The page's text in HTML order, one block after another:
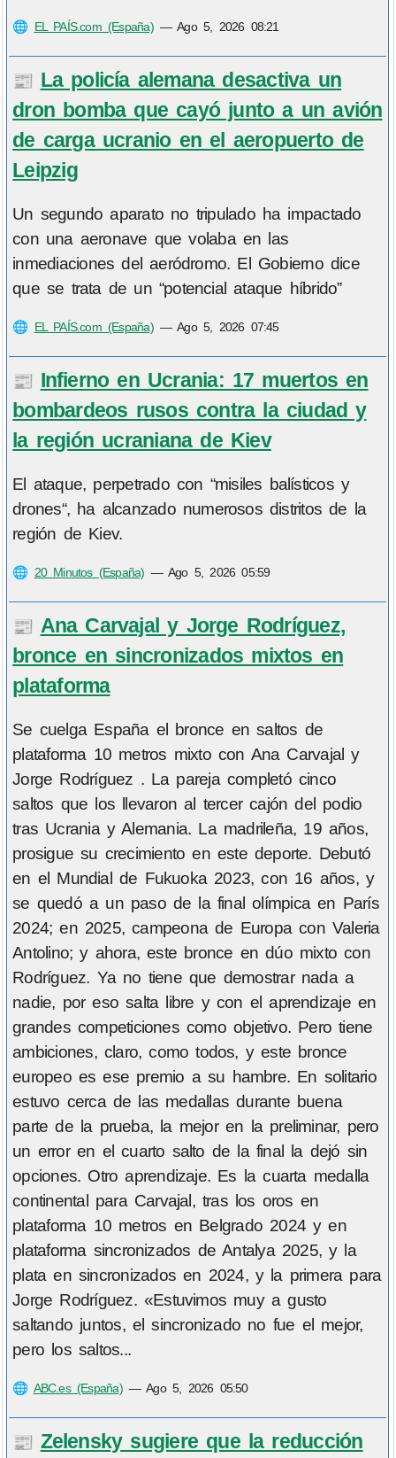
🌐 EL PAÍS.com (España)—Ago 5, 2026 08:21
📰 La policía alemana desactiva un
dron bomba que cayó junto a un avión
de carga ucranio en el aeropuerto de
Leipzig
Un segundo aparato no tripulado ha impactado
con una aeronave que volaba en las
inmediaciones del aeródromo. El Gobierno dice
que se trata de un “potencial ataque híbrido”
🌐 EL PAÍS.com (España)—Ago 5, 2026 07:45
📰 Infierno en Ucrania: 17 muertos en
bombardeos rusos contra la ciudad y
la región ucraniana de Kiev
El ataque, perpetrado con “misiles balísticos y
drones“, ha alcanzado numerosos distritos de la
región de Kiev.
🌐 20 Minutos (España) —Ago 5, 2026 05:59
📰 Ana Carvajal y Jorge Rodríguez,
bronce en sincronizados mixtos en
plataforma
Se cuelga España el bronce en saltos de
plataforma 10 metros mixto con Ana Carvajal y
Jorge Rodríguez . La pareja completó cinco
saltos que los llevaron al tercer cajón del podio
tras Ucrania y Alemania. La madrileña, 19 años,
prosigue su crecimiento en este deporte. Debutó
en el Mundial de Fukuoka 2023, con 16 años, y
se quedó a un paso de la final olímpica en París
2024; en 2025, campeona de Europa con Valeria
Antolino; y ahora, este bronce en dúo mixto con
Rodríguez. Ya no tiene que demostrar nada a
nadie, por eso salta libre y con el aprendizaje en
grandes competiciones como objetivo. Pero tiene
ambiciones, claro, como todos, y este bronce
europeo es ese premio a su hambre. En solitario
estuvo cerca de las medallas durante buena
parte de la prueba, la mejor en la preliminar, pero
un error en el cuarto salto de la final la dejó sin
opciones. Otro aprendizaje. Es la cuarta medalla
continental para Carvajal, tras los oros en
plataforma 10 metros en Belgrado 2024 y en
plataforma sincronizados de Antalya 2025, y la
plata en sincronizados en 2024, y la primera para
Jorge Rodríguez. «Estuvimos muy a gusto
saltando juntos, el sincronizado no fue el mejor,
pero los saltos...
🌐 ABC.es (España)—Ago 5, 2026 05:50
📰 Zelensky sugiere que la reducción